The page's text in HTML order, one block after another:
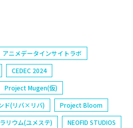
アニメデータインサイトラボ
CEDEC 2024
Project Mugen(仮)
ド(リバ×リバ)
Project Bloom
リウム(ユメステ)
NEOFID STUDIOS